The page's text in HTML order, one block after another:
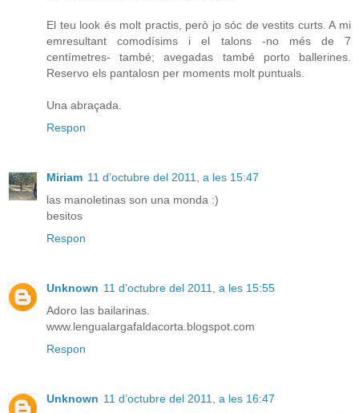
El teu look és molt practis, però jo sóc de vestits curts. A mi
emresultant comodísims i el talons -no més de 7
centímetres- també; avegadas també porto ballerines.
Reservo els pantalosn per moments molt puntuals.
Una abraçada.
Respon
Miriam 11 d’octubre del 2011, a les 15:47
las manoletinas son una monda :)
besitos
Respon
Unknown 11 d’octubre del 2011, a les 15:55
Adoro las bailarinas.
www.lengualargafaldacorta.blogspot.com
Respon
Unknown 11 d’octubre del 2011, a les 16:47